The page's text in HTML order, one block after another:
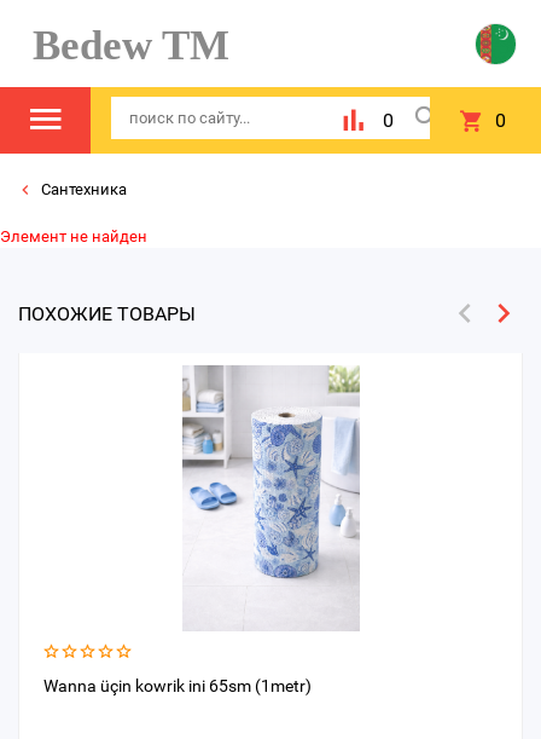
Bedew TM
0 0
Сантехника
Элемент не найден
ПОХОЖИЕ ТОВАРЫ
Wanna üçin kowrik ini 65sm (1metr)